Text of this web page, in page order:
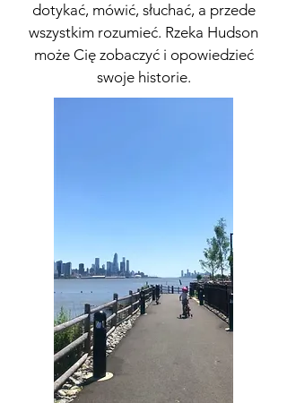
dotykać, mówić, słuchać, a przede
wszystkim rozumieć. Rzeka Hudson
może Cię zobaczyć i opowiedzieć
swoje historie.